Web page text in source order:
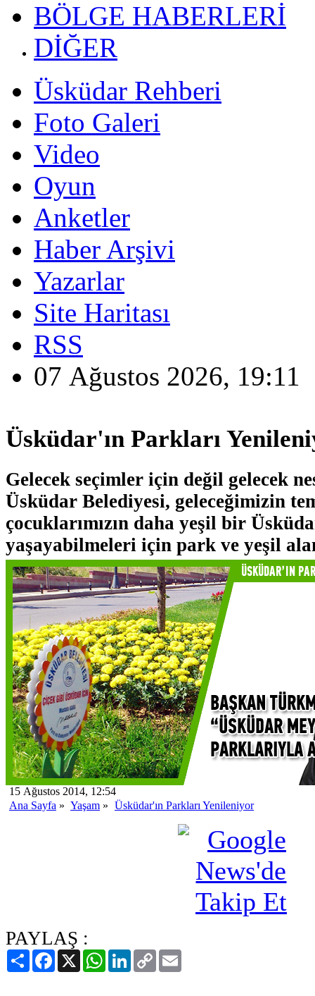
BÖLGE HABERLERİ
DİĞER
Üsküdar Rehberi
Foto Galeri
Video
Oyun
Anketler
Haber Arşivi
Yazarlar
Site Haritası
RSS
07 Ağustos 2026, 19:11
Üsküdar'ın Parkları
Gelecek seçimler için değil gelecek
Üsküdar Belediyesi, geleceğimizin
çocuklarımızın daha yeşil bir
yaşayabilmeleri için park ve yeşil
15 Ağustos 2014, 12:54
Ana Sayfa » Yaşam » Üsküdar'ın Parkları Yenileniyor
PAYLAŞ :
PaylaşFacebook
X WhatsAppLinkedIn
Copy
Link